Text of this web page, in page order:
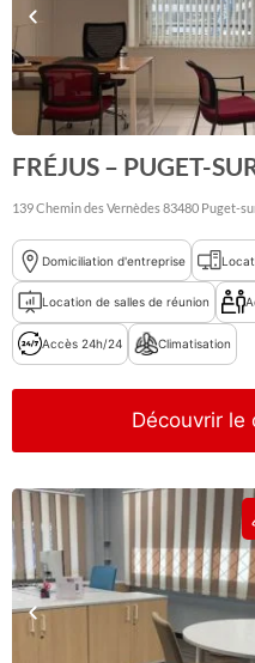
FRÉJUS – PUGET-
139 Chemin des Vernèdes83480 Puget-
Domiciliation d'entreprise
Location de salles de réunion
Accès 24h/24 Climatisation
Découvrir le